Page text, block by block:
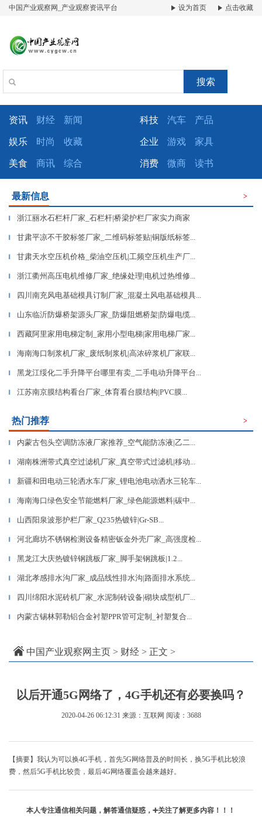
中国产业观察网_产业观察资讯平台 设为首页 点击收藏
搜索
资讯 财经 新闻 科技 汽车 产品
娱乐 时尚 收藏 企业 游戏 家具
美食 商讯 综合 消费 微商 读书
最新信息 >
▎ 浙江丽水石栏杆厂家_石栏杆|桥梁护栏厂家实力商家
▎ 甘肃平凉不干胶标签厂家_二维码标签贴|铜版纸标签...
▎ 甘肃天水空压机价格_柴油空压机|工频空压机生产厂...
▎ 浙江衢州高压电机维修厂家_绝缘处理|电机过热维修...
▎ 四川南充风电基础模具订制厂家_混凝土风电基础模具...
▎ 山东临沂防爆桥架源头厂家_防爆阻燃桥架|防爆电缆...
▎ 西藏阿里家用电梯定制_家用小型电梯|家用电梯厂家...
▎ 海南海口制浆机厂家_废纸制浆机|高浓碎浆机厂家联...
▎ 黑龙江绥化二手升降平台哪里有卖_二手电动升降平台...
▎ 江苏南京膜结构看台厂家_体育看台膜结构|PVC膜...
热门推荐 >
▎ 内蒙古包头空调防冻液厂家推荐_空气能防冻液|乙二...
▎ 湖南株洲带式真空过滤机厂家_真空带式过滤机|移动...
▎ 新疆和田电动三轮洒水车厂家_锂电池电动洒水三轮车...
▎ 海南海口绿色安全节能燃料厂家_绿色能源燃料|碳中...
▎ 山西阳泉波形护栏厂家_Q235热镀锌|Gr-SB...
▎ 河北廊坊不锈钢检测设备精密钣金外壳厂家_高强度检...
▎ 黑龙江大庆热镀锌钢跳板厂家_脚手架钢跳板|1.2...
▎ 湖北孝感排水沟厂家_成品线性排水沟|路面排水系统...
▎ 四川绵阳水泥砖机厂家_水泥制砖设备|砌块成型机厂...
▎ 内蒙古锡林郭勒铝合金衬塑PPR管可定制_衬塑复合...
中国产业观察网主页 > 财经 > 正文 >
以后开通5G网络了，4G手机还有必要换吗？
2020-04-26 06:12:31 来源：互联网 阅读：3688
【摘要】我认为可以换4G手机，首先5G网络普及的时间长，换5G手机比较浪
费，然后5G手机比较贵，最后4G网络覆盖会越来越好。
本人专注通信相关问题，解答通信疑惑，➕关注了解更多内容！！！